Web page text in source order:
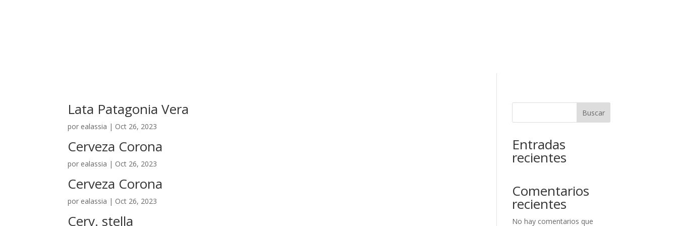
Lata Patagonia Vera
por ealassia | Oct 26, 2023
Cerveza Corona
por ealassia | Oct 26, 2023
Cerveza Corona
por ealassia | Oct 26, 2023
Cerv. stella
Buscar
Entradas
recientes
Comentarios
recientes
No hay comentarios que